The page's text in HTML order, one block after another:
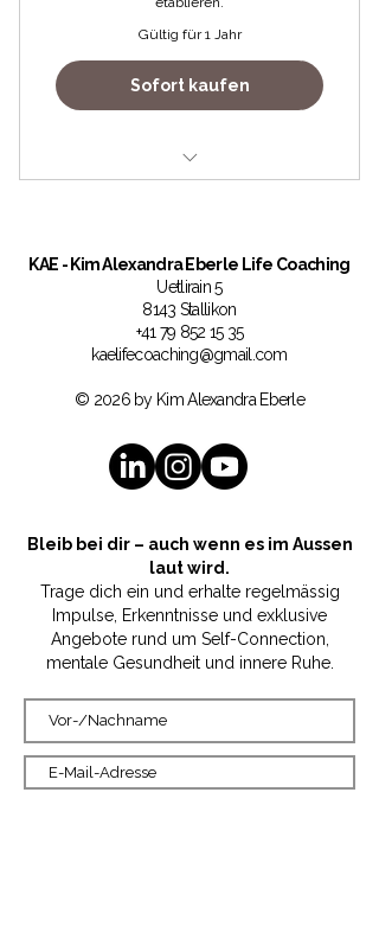
Gültig für 1 Jahr
Sofort kaufen
Workbook
direkter Zugang zur
Quickhypnose "sprudelnde
Lebensenergie"
Bildern
Entspannungsmeditation
3 digitale Arbeitsblätter
direkter Zugang zum
Videokurs (Deep Dive)
KAE - Kim Alexandra Eberle Life Coaching
Uetlirain 5
8143 Stallikon
+41 79 852 15 35
kaelifecoaching@gmail.com
© 2026 by Kim Alexandra Eberle
Bleib bei dir – auch wenn es im Aussen
laut wird.
Trage dich ein und erhalte regelmässig
Impulse, Erkenntnisse und exklusive
Angebote rund um Self-Connection,
mentale Gesundheit und innere Ruhe.